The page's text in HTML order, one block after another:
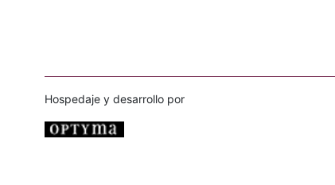
Hospedaje y desarrollo por